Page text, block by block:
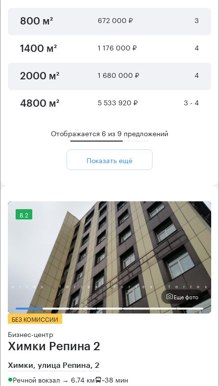
800 м² 672 000 ₽ 3
1400 м² 1 176 000 ₽ 4
2000 м² 1 680 000 ₽ 4
4800 м² 5 533 920 ₽ 3 - 4
Отображается 6 из 9 предложений
Показать ещё
8.2
Еще фото
БЕЗ КОМИССИИ
Бизнес-центр
Химки Репина 2
Химки, улица Репина, 2
Речной вокзал → 6.74 км ~38 мин